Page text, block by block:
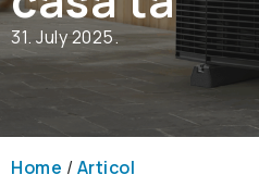
31. July 2025.
Home /Articol